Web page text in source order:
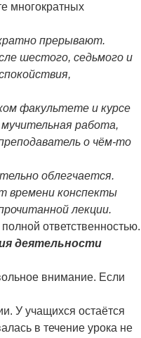
многократных
прерывают.
шестого, седьмого и
факультете и курсе
работа,
о чём-то
облегчается.
времени конспекты
лекции.
ответственностью.
деятельности
внимание. Если
У учащихся остаётся
в течение урока не